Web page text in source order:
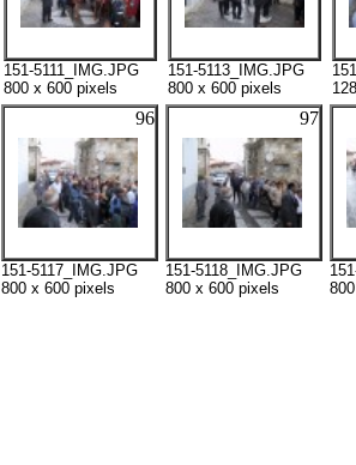
151-5111_IMG.JPG
800 x 600 pixels
151-5113_IMG.JPG
800 x 600 pixels
96
151-5117_IMG.JPG
800 x 600 pixels
97
151-5118_IMG.JPG
800 x 600 pixels